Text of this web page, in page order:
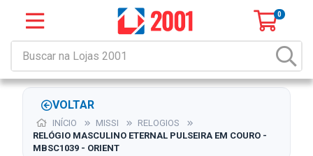
0
VOLTAR
INÍCIO MISSI
RELOGIOS
RELÓGIO MASCULINO ETERNAL PULSEIRA EM COURO -
MBSC1039 - ORIENT